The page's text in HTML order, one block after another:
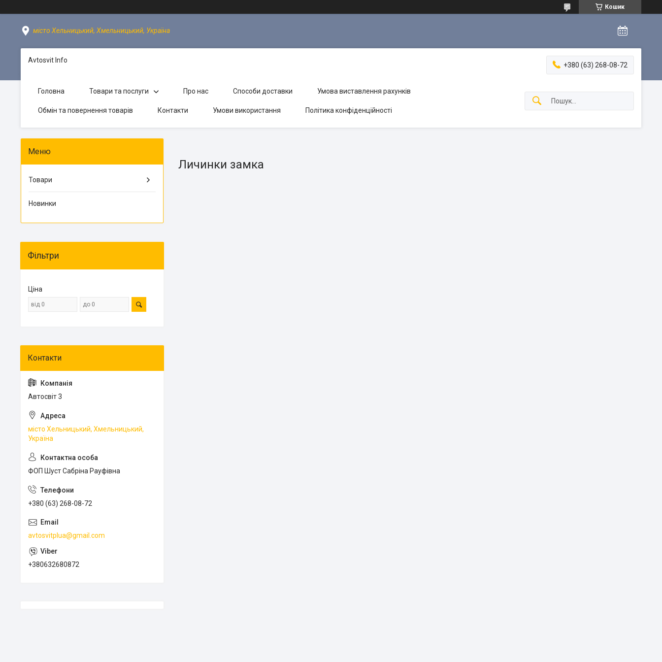
Кошик
місто Хельницький, Хмельницький, Україна
Avtosvit Info
+380 (63) 268-08-72
Головна Товари та послуги Про нас Способи доставки Умова виставлення рахунків
Обмін та повернення товарів Контакти Умови використання Політика конфіденційності
Личинки замка
Товари
Новинки
Фільтри
Ціна
Автосвіт 3
місто Хельницький, Хмельницький,
Україна
ФОП Шуст Сабріна Рауфівна
+380 (63) 268-08-72
avtosvitplua@gmail.com
+380632680872